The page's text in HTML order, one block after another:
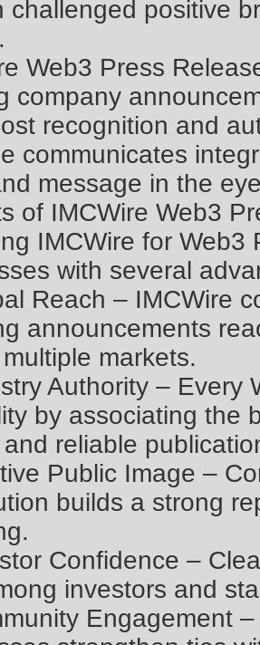
challenged positive
Web3 Press
company
recognition and
communicates
message in the
of IMCWire Web3
IMCWire for Web3
with several
Reach – IMCWire
announcements
markets.
Authority – Every
by associating the
reliable
Public Image –
builds a strong
Confidence –
investors and
Engagement